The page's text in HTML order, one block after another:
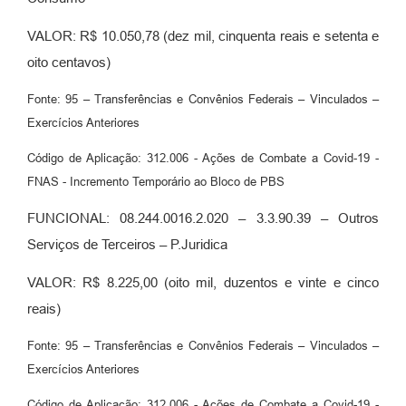
VALOR: R$ 10.050,78 (dez mil, cinquenta reais e setenta e
oito centavos)
Fonte: 95 – Transferências e Convênios Federais – Vinculados –
Exercícios Anteriores
Código de Aplicação: 312.006 - Ações de Combate a Covid-19 -
FNAS - Incremento Temporário ao Bloco de PBS
FUNCIONAL: 08.244.0016.2.020 – 3.3.90.39 – Outros
Serviços de Terceiros – P.Juridica
VALOR: R$ 8.225,00 (oito mil, duzentos e vinte e cinco
reais)
Fonte: 95 – Transferências e Convênios Federais – Vinculados –
Exercícios Anteriores